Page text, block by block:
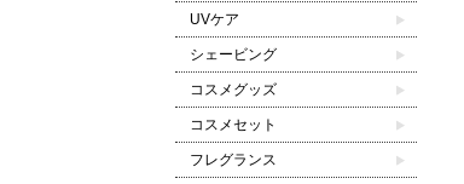
UVケア
シェービング
コスメグッズ
コスメセット
フレグランス